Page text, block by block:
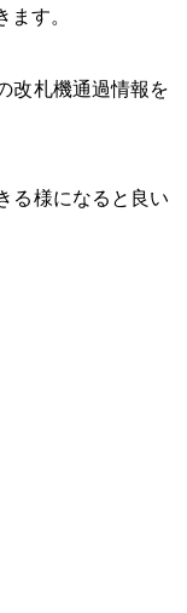
す。
改札機通過情報を
る様になると良い